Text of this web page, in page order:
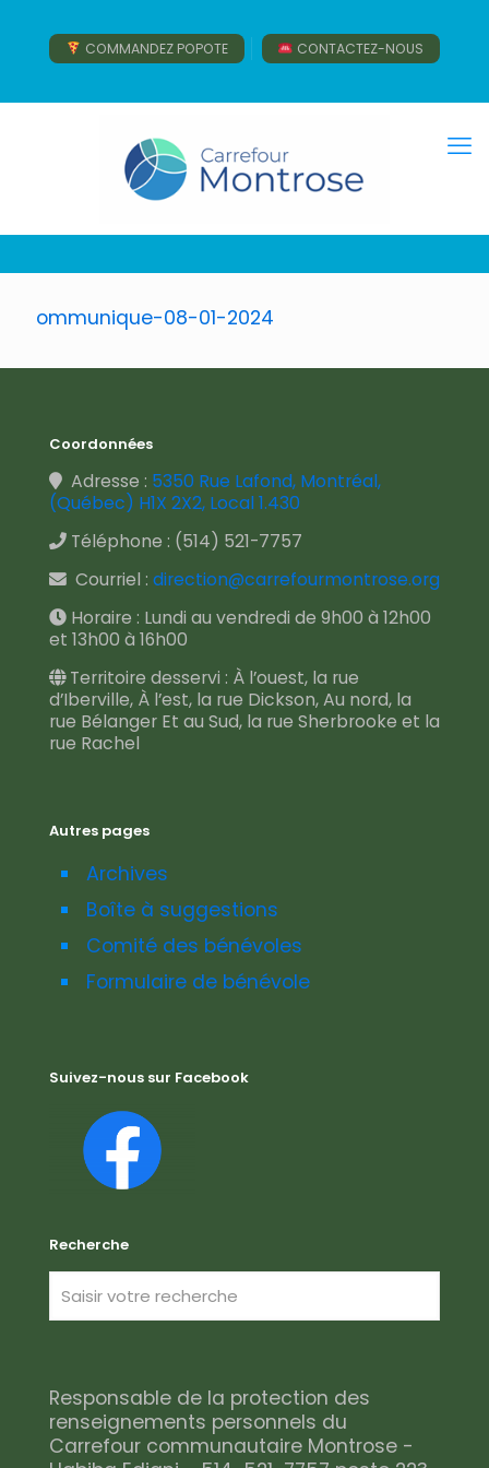
COMMANDEZ POPOTE CONTACTEZ-NOUS
ommunique-08-01-2024
Coordonnées
Adresse : 5350 Rue Lafond, Montréal,
(Québec) H1X 2X2, Local 1.430
Téléphone : (514) 521-7757
Courriel : direction@carrefourmontrose.org
Horaire : Lundi au vendredi de 9h00 à 12h00
et 13h00 à 16h00
Territoire desservi : À l’ouest, la rue
d’Iberville, À l’est, la rue Dickson, Au nord, la
rue Bélanger Et au Sud, la rue Sherbrooke et la
rue Rachel
Autres pages
Archives
Boîte à suggestions
Comité des bénévoles
Formulaire de bénévole
Suivez-nous sur Facebook
Recherche
Responsable de la protection des
renseignements personnels du
Carrefour communautaire Montrose -